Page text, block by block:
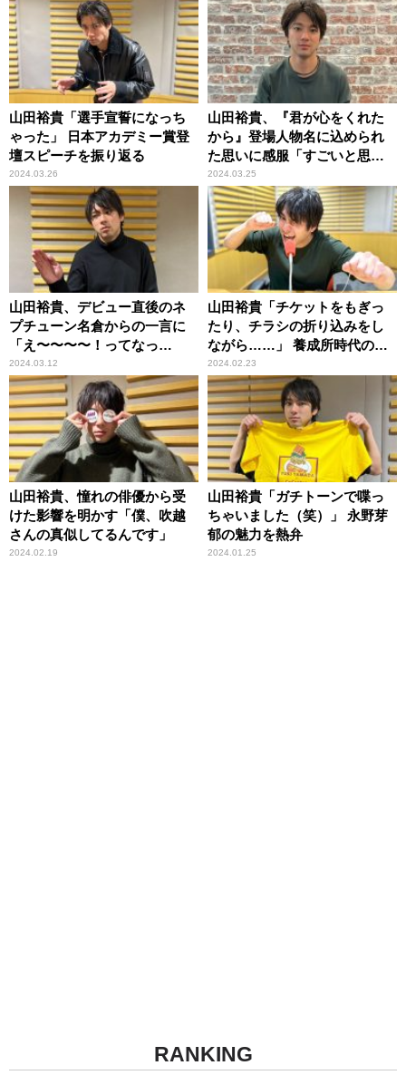
山田裕貴「選手宣誓になっち
ゃった」 日本アカデミー賞登
壇スピーチを振り返る
2024.03.26
山田裕貴、『君が心をくれた
から』登場人物名に込められ
た思いに感服「すごいと思っ
て！」
2024.03.25
山田裕貴、デビュー直後のネ
プチューン名倉からの一言に
「え〜〜〜〜！ってなっ
て……」
2024.03.12
山田裕貴「チケットをもぎっ
たり、チラシの折り込みをし
ながら……」 養成所時代の思
い出語る
2024.02.23
山田裕貴、憧れの俳優から受
けた影響を明かす「僕、吹越
さんの真似してるんです」
2024.02.19
山田裕貴「ガチトーンで喋っ
ちゃいました（笑）」 永野芽
郁の魅力を熱弁
2024.01.25
RANKING